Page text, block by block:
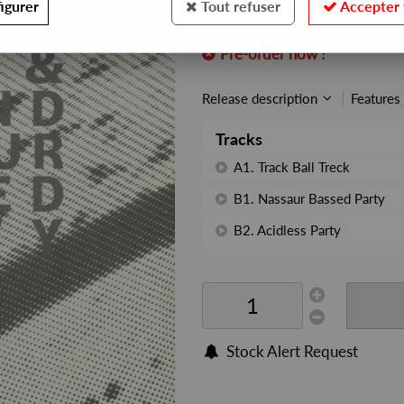
Pre-order now !
Release description Features
Tracks
A1. Track Ball Treck
B1. Nassaur Bassed Party
B2. Acidless Party
Stock Alert Request
Tout refuser Accepter